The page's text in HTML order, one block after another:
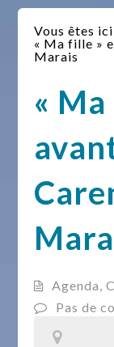
Vous êtes ici
« Ma fille »
Marais
«
Agenda,
Pas de